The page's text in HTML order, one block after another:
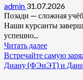
admin 31.07.2026
Позади — сложная
Наши курсанты
успешно...
Читать далее
Встречайте самую
Диану (ФЭиЭТ) и